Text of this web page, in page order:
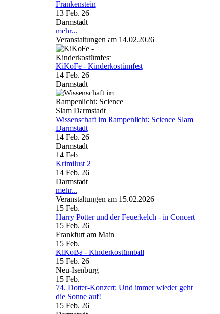
Frankenstein
13 Feb. 26
Darmstadt
mehr...
Veranstaltungen am 14.02.2026
KiKoFe - Kinderkostümfest
14 Feb. 26
Darmstadt
Wissenschaft im Rampenlicht: Science Slam
Darmstadt
14 Feb. 26
Darmstadt
14 Feb.
Krimilust 2
14 Feb. 26
Darmstadt
mehr...
Veranstaltungen am 15.02.2026
15 Feb.
Harry Potter und der Feuerkelch - in Concert
15 Feb. 26
Frankfurt am Main
15 Feb.
KiKoBa - Kinderkostümball
15 Feb. 26
Neu-Isenburg
15 Feb.
74. Dotter-Konzert: Und immer wieder geht
die Sonne auf!
15 Feb. 26